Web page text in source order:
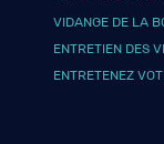
VIDANGE DE LA
ENTRETIEN DES
ENTRETENEZ